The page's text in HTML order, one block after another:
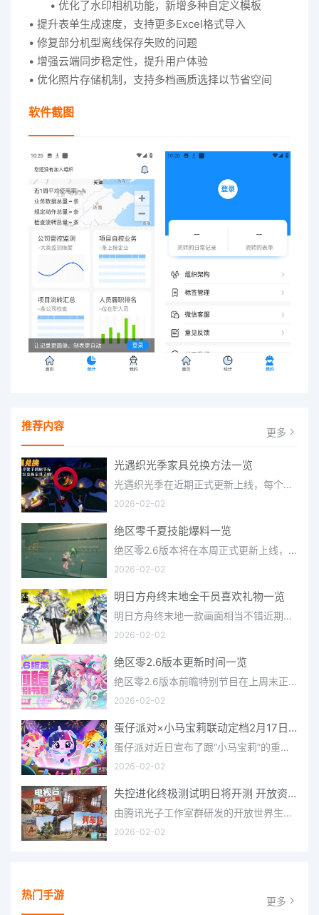
• 优化了水印相机功能，新增多种自定义模板
• 提升表单生成速度，支持更多Excel格式导入
• 修复部分机型离线保存失败的问题
• 增强云端同步稳定性，提升用户体验
• 优化照片存储机制，支持多档画质选择以节省空间
软件截图
推荐内容 更多
光遇织光季家具兑换方法一览
光遇织光季在近期正式更新上线，每个季节都有着许多全新内容和资讯可以让你来体验，不少刚体验的小伙伴想要知道
2026-02-02
绝区零千夏技能爆料一览
绝区零2.6版本将在本周正式更新上线，上周的前瞻直播官方给玩家们带来关于最新版本的卡池信息和相关活动内容，
2026-02-02
明日方舟终末地全干员喜欢礼物一览
明日方舟终末地一款画面相当不错近期非常火爆的大型二次元冒险游戏，这里有相当多好看的干员可以让你来抽取并
2026-02-02
绝区零2.6版本更新时间一览
绝区零2.6版本前瞻特别节目在上周末正式播出，官方给玩家们带来了许多关于最新版本的相关资讯和上线时间，不少
2026-02-02
蛋仔派对×小马宝莉联动定档2月17日 联动外观将登场
蛋仔派对近日宣布了跟“小马宝莉”的重磅联动！并且时间定档在了2月17日，此次联动将会上新很多外观，各种小马宝
2026-02-02
失控进化终极测试明日将开测 开放资格预下载已开启
由腾讯光子工作室群研发的开放世界生存进化手游《失控进化》宣布，终极测试将于明日正式开启，目前测试资格预下
2026-02-02
热门手游 更多